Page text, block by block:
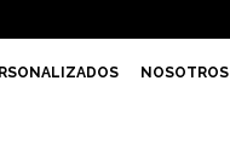
NOSOTROS